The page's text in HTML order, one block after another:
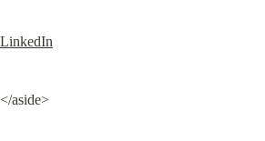
LinkedIn
</aside>